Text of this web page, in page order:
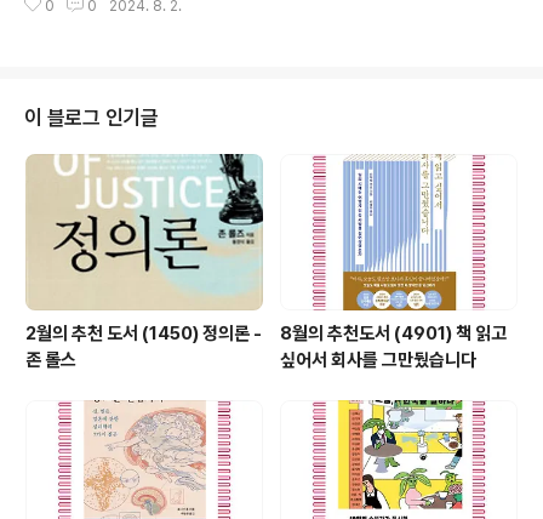
해 고민하고 노력한다. 그러나 제대로 알고 준비하지 않는
국의 미래를 짊어질 청년들이 선진 국민으로 나아가는 데
도움이 되기를 바라는 마음에서 쓴 책이다. ‘지智·신信·인
仁·용勇·엄嚴’의 덕목에 맞춰 리더로서 꼭 갖추어야 할 내
용을 담았다.저자 서경석은 ROTC 3기로 임관하여 파월
맹호부대 소대장과 중대장을 거쳐 1999년 중장으로 예편
할 때까지 35년간 군에 몸담으면서..
0 0 2024. 8. 2.
이 블로그 인기글
2월의 추천 도서 (1450) 정의론 -
존 롤스
8월의 추천도서 (4901) 책 읽고
싶어서 회사를 그만뒀습니다